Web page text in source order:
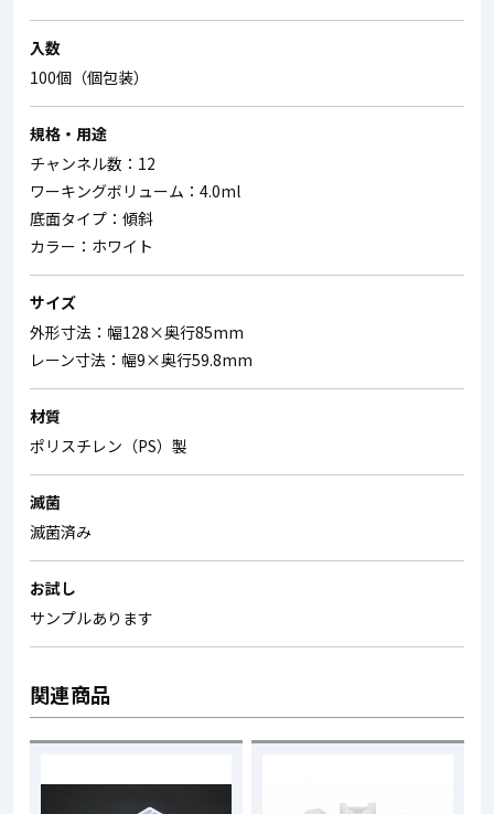
入数
100個（個包装）
規格・用途
チャンネル数：12
ワーキングボリューム：4.0ml
底面タイプ：傾斜
カラー：ホワイト
サイズ
外形寸法：幅128×奥行85mm
レーン寸法：幅9×奥行59.8mm
材質
ポリスチレン（PS）製
滅菌
滅菌済み
お試し
サンプルあります
関連商品